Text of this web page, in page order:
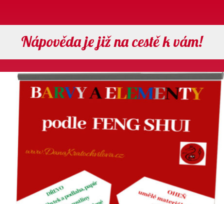
Nápověda je již na cestě k vám!